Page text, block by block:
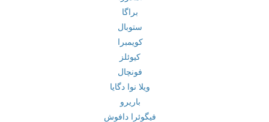
براگا
ستوبال
کویمبرا
کیوئلز
فونچال
ویلا نوا دگایا
باریرو
فیگوئرا دافوش